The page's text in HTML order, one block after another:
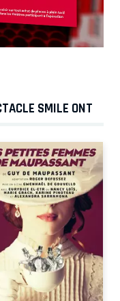
SMILE ONT